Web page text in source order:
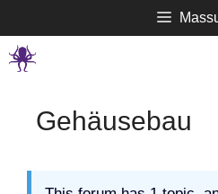
zum
Inhalt
Gehäusebau